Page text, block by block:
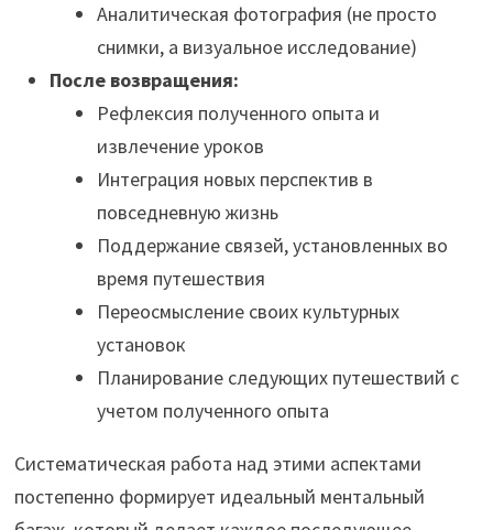
Аналитическая фотография (не просто
снимки, а визуальное исследование)
После возвращения:
Рефлексия полученного опыта и
извлечение уроков
Интеграция новых перспектив в
повседневную жизнь
Поддержание связей, установленных во
время путешествия
Переосмысление своих культурных
установок
Планирование следующих путешествий с
учетом полученного опыта
Систематическая работа над этими аспектами
постепенно формирует идеальный ментальный